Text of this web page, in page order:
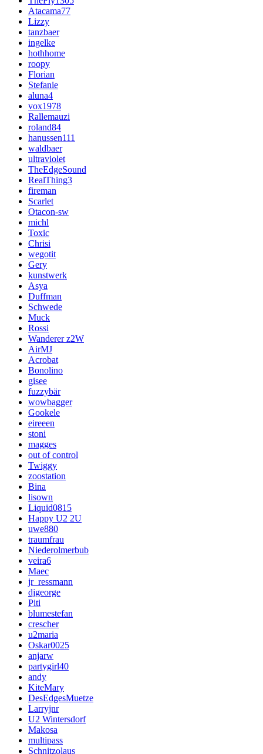
Atacama77
Lizzy
tanzbaer
ingelke
hothhome
roopy
Florian
Stefanie
aluna4
vox1978
Rallemauzi
roland84
hanussen111
waldbaer
ultraviolet
TheEdgeSound
RealThing3
fireman
Scarlet
Otacon-sw
michl
Toxic
Chrisi
wegotit
Gery
kunstwerk
Asya
Duffman
Schwede
Muck
Rossi
Wanderer z2W
AirMJ
Acrobat
Bonolino
gisee
fuzzybär
wowbagger
Gookele
eireeen
stoni
magges
out of control
Twiggy
zoostation
Bina
lisown
Liquid0815
Happy U2 2U
uwe880
traumfrau
Niederolmerbub
veira6
Maec
jr_ressmann
djgeorge
Piti
blumestefan
crescher
u2maria
Oskar0025
anjarw
partygirl40
andy
KiteMary
DesEdgesMuetze
Larryjnr
U2 Wintersdorf
Makosa
multipass
Schnitzolaus